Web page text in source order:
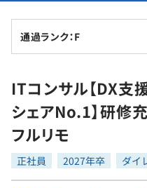
転職成功ガイド
転職エージェント
インタビュー
転職成功ガイド
新卒就活
求人検索
本選考
インターン
学習
問題集
プログラミング言語
ゲーム・マンガ
通過ランク：F
ITコンサル【DX支
シェアNo.1】研
フルリモ
正社員 2027年卒 ダイ